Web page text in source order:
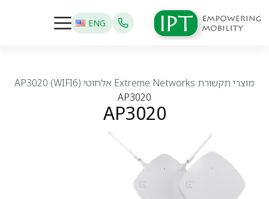
ENG
מוצרי תקשורת Extreme Networks אלחוטי (WIFI6)
AP3020
AP3020
AP3020